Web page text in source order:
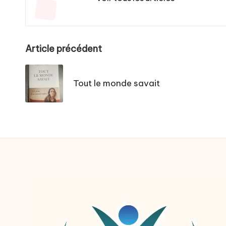
Post
navigation
Article précédent
Tout le monde savait